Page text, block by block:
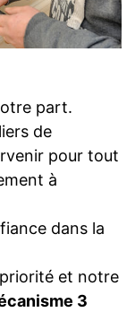
part.
de
pour tout
à
dans la
et notre
3